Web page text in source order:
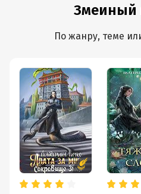
Змеиный
По жанру, теме